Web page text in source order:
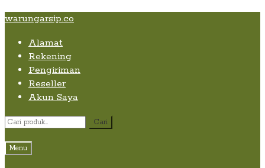
Skip
content
Skip
navigation
Skip
content
warungarsip.co
Alamat
Rekening
Pengiriman
Reseller
Akun Saya
Pencarian
Cari
Menu